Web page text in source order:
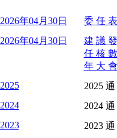
2026年04月30日
委 任
2026年04月30日
建 議
任 核
年 大
2025
2025
2024
2024
2023
2023